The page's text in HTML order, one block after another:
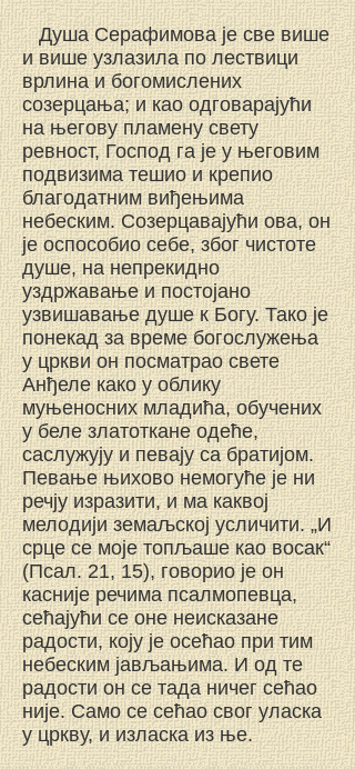
Душа Серафимова је све више
и више узлазила по лествици
врлина и богомислених
созерцања; и као одговарајући
на његову пламену свету
ревност, Господ га je y његовим
подвизима тешио и крепио
благодатним виђењима
небеским. Созерцавајући ова, он
је оспособио себе, због чистоте
душе, на непрекидно
уздржавање и постојано
узвишавање душе к Богу. Тако је
понекад за време богослужења
у цркви он посматрао свете
Анђеле како у облику
муњеносних младића, обучених
у беле златоткане одеће,
саслужују и певају са братијом.
Певање њихово немогуће је ни
речју изразити, и ма каквој
мелодији земаљској усличити. „И
срце се моје топљаше као восак“
(Псал. 21, 15), говорио је он
касније речима псалмопевца,
сећајући се оне неисказане
радости, коју је осећао при тим
небеским јављањима. И од те
радости он се тада ничег сећао
није. Само се сећао свог уласка
у цркву, и изласка из ње.